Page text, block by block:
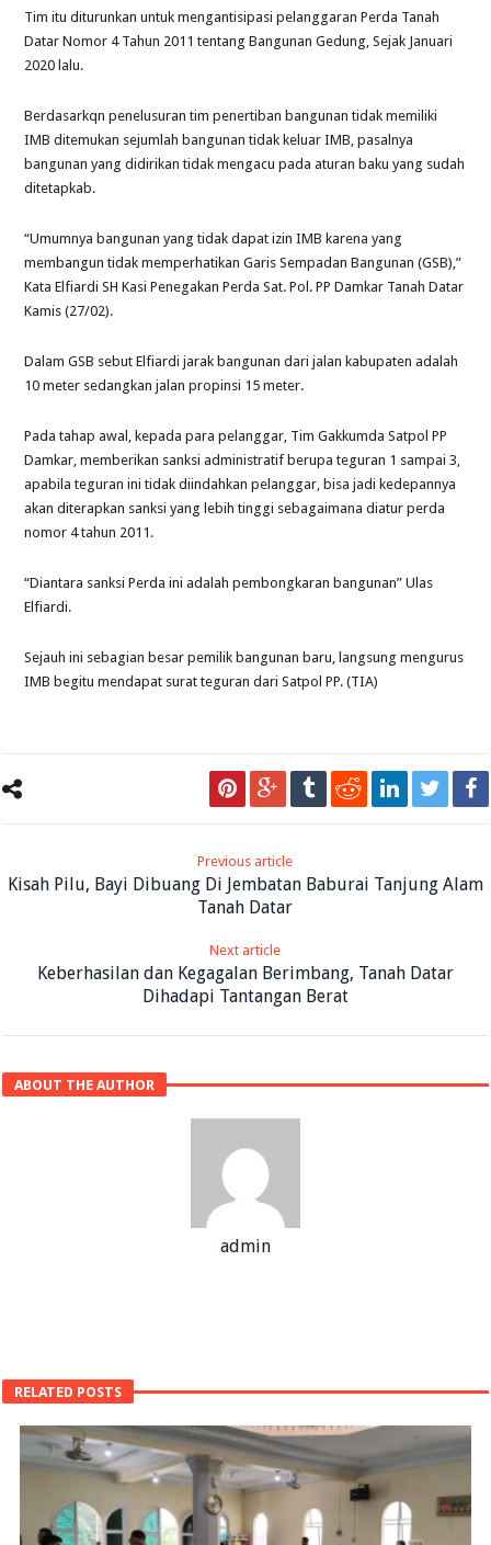
Tim itu diturunkan untuk mengantisipasi pelanggaran Perda Tanah
Datar Nomor 4 Tahun 2011 tentang Bangunan Gedung, Sejak Januari
2020 lalu.
Berdasarkqn penelusuran tim penertiban bangunan tidak memiliki
IMB ditemukan sejumlah bangunan tidak keluar IMB, pasalnya
bangunan yang didirikan tidak mengacu pada aturan baku yang sudah
ditetapkab.
“Umumnya bangunan yang tidak dapat izin IMB karena yang
membangun tidak memperhatikan Garis Sempadan Bangunan (GSB),”
Kata Elfiardi SH Kasi Penegakan Perda Sat. Pol. PP Damkar Tanah Datar
Kamis (27/02).
Dalam GSB sebut Elfiardi jarak bangunan dari jalan kabupaten adalah
10 meter sedangkan jalan propinsi 15 meter.
Pada tahap awal, kepada para pelanggar, Tim Gakkumda Satpol PP
Damkar, memberikan sanksi administratif berupa teguran 1 sampai 3,
apabila teguran ini tidak diindahkan pelanggar, bisa jadi kedepannya
akan diterapkan sanksi yang lebih tinggi sebagaimana diatur perda
nomor 4 tahun 2011.
“Diantara sanksi Perda ini adalah pembongkaran bangunan” Ulas
Elfiardi.
Sejauh ini sebagian besar pemilik bangunan baru, langsung mengurus
IMB begitu mendapat surat teguran dari Satpol PP. (TIA)
Previous article
Kisah Pilu, Bayi Dibuang Di Jembatan Baburai Tanjung Alam
Tanah Datar
Next article
Keberhasilan dan Kegagalan Berimbang, Tanah Datar
Dihadapi Tantangan Berat
ABOUT THE AUTHOR
admin
RELATED POSTS